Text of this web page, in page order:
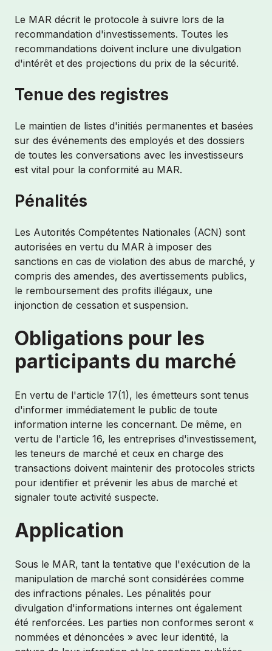
Le MAR décrit le protocole à suivre lors de la
recommandation d'investissements. Toutes les
recommandations doivent inclure une divulgation
d'intérêt et des projections du prix de la sécurité.
Tenue des registres
Le maintien de listes d'initiés permanentes et basées
sur des événements des employés et des dossiers
de toutes les conversations avec les investisseurs
est vital pour la conformité au MAR.
Pénalités
Les Autorités Compétentes Nationales (ACN) sont
autorisées en vertu du MAR à imposer des
sanctions en cas de violation des abus de marché, y
compris des amendes, des avertissements publics,
le remboursement des profits illégaux, une
injonction de cessation et suspension.
Obligations pour les
participants du marché
En vertu de l'article 17(1), les émetteurs sont tenus
d'informer immédiatement le public de toute
information interne les concernant. De même, en
vertu de l'article 16, les entreprises d'investissement,
les teneurs de marché et ceux en charge des
transactions doivent maintenir des protocoles stricts
pour identifier et prévenir les abus de marché et
signaler toute activité suspecte.
Application
Sous le MAR, tant la tentative que l'exécution de la
manipulation de marché sont considérées comme
des infractions pénales. Les pénalités pour
divulgation d'informations internes ont également
été renforcées. Les parties non conformes seront «
nommées et dénoncées » avec leur identité, la